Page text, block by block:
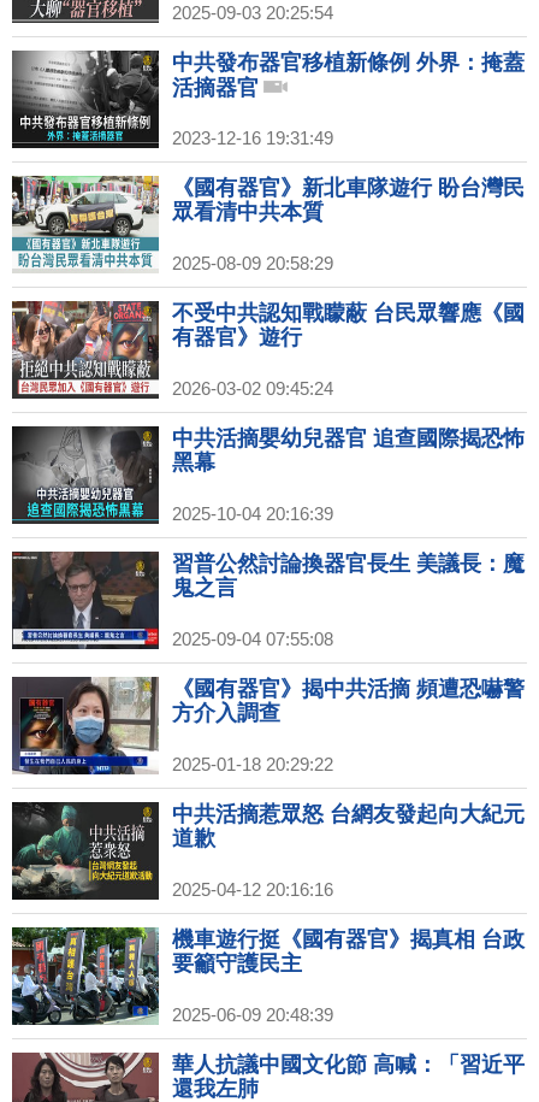
2025-09-03 20:25:54
中共發布器官移植新條例 外界：掩蓋
活摘器官
2023-12-16 19:31:49
《國有器官》新北車隊遊行 盼台灣民
眾看清中共本質
2025-08-09 20:58:29
不受中共認知戰矇蔽 台民眾響應《國
有器官》遊行
2026-03-02 09:45:24
中共活摘嬰幼兒器官 追查國際揭恐怖
黑幕
2025-10-04 20:16:39
習普公然討論換器官長生 美議長：魔
鬼之言
2025-09-04 07:55:08
《國有器官》揭中共活摘 頻遭恐嚇警
方介入調查
2025-01-18 20:29:22
中共活摘惹眾怒 台網友發起向大紀元
道歉
2025-04-12 20:16:16
機車遊行挺《國有器官》揭真相 台政
要籲守護民主
2025-06-09 20:48:39
華人抗議中國文化節 高喊：「習近平
還我左肺